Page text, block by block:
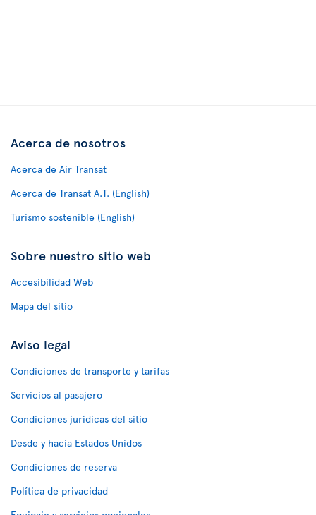
Acerca de nosotros
Acerca de Air Transat
Acerca de Transat A.T. (English)
Turismo sostenible (English)
Sobre nuestro sitio web
Accesibilidad Web
Mapa del sitio
Aviso legal
Condiciones de transporte y tarifas
Servicios al pasajero
Condiciones jurídicas del sitio
Desde y hacia Estados Unidos
Condiciones de reserva
Política de privacidad